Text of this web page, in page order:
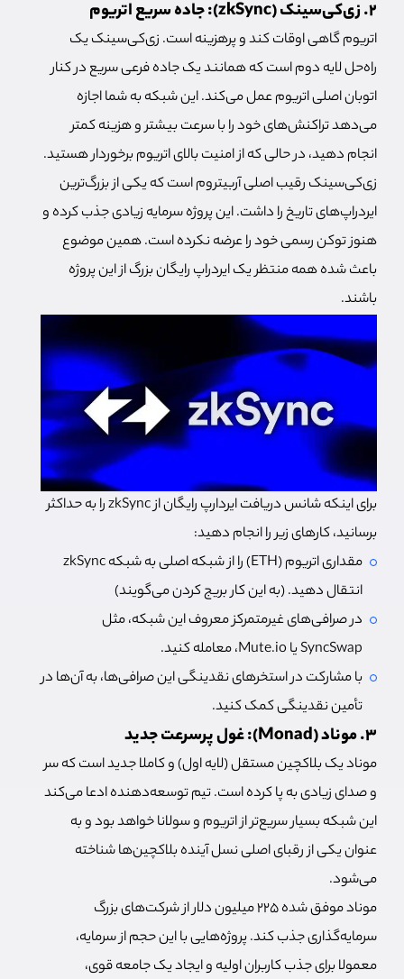
2. زی‌کی‌سینک (zkSync): جاده سریع اتریوم
اتریوم گاهی اوقات کند و پرهزینه است. زی‌کی‌سینک یک
راه‌حل لایه دوم است که همانند یک جاده فرعی سریع در کنار
اتوبان اصلی اتریوم عمل می‌کند. این شبکه به شما اجازه
می‌دهد تراکنش‌های خود را با سرعت بیشتر و هزینه کمتر
انجام دهید، در حالی که از امنیت بالای اتریوم برخوردار هستید.
زی‌کی‌سینک رقیب اصلی آربیتروم است که یکی از بزرگ‌ترین
ایردراپ‌های تاریخ را داشت. این پروژه سرمایه زیادی جذب کرده و
هنوز توکن رسمی خود را عرضه نکرده است. همین موضوع
باعث شده همه منتظر یک ایردراپ رایگان بزرگ از این پروژه
باشند.
برای اینکه شانس دریافت ایردارپ رایگان از zkSync را به حداکثر
برسانید، کارهای زیر را انجام دهید:
مقداری اتریوم (ETH) را از شبکه اصلی به شبکه zkSync
انتقال دهید. (به این کار بریج کردن می‌گویند)
در صرافی‌های غیرمتمرکز معروف این شبکه، مثل
SyncSwap یا Mute.io، معامله کنید.
با مشارکت در استخرهای نقدینگی این صرافی‌ها، به آن‌ها در
تأمین نقدینگی کمک کنید.
3. موناد (Monad): غول پرسرعت جدید
موناد یک بلاکچین مستقل (لایه اول) و کاملا جدید است که سر
و صدای زیادی به پا کرده است. تیم توسعه‌دهنده ادعا می‌کند
این شبکه بسیار سریع‌تر از اتریوم و سولانا خواهد بود و به
عنوان یکی از رقبای اصلی نسل آینده بلاکچین‌ها شناخته
می‌شود.
موناد موفق شده ۲۲۵ میلیون دلار از شرکت‌های بزرگ
سرمایه‌گذاری جذب کند. پروژه‌هایی با این حجم از سرمایه،
معمولا برای جذب کاربران اولیه و ایجاد یک جامعه قوی،